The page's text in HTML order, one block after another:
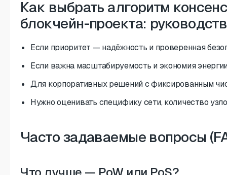
Как выбрать алгоритм
блокчейн-проекта:
Если приоритет — надёжность и проверенная
Если важна масштабируемость и экономия
Для корпоративных решений с фиксированным
Нужно оценивать специфику сети, количество
Часто задаваемые вопросы